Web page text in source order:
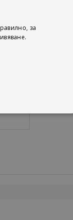
за